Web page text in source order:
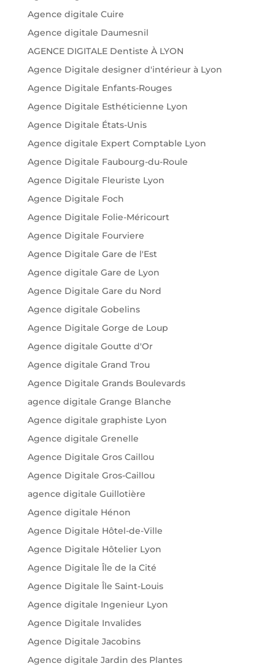
Agence digitale Cuire
Agence digitale Daumesnil
AGENCE DIGITALE Dentiste À LYON
Agence Digitale designer d'intérieur à Lyon
Agence Digitale Enfants-Rouges
Agence Digitale Esthéticienne Lyon
Agence Digitale États-Unis
Agence digitale Expert Comptable Lyon
Agence Digitale Faubourg-du-Roule
Agence Digitale Fleuriste Lyon
Agence Digitale Foch
Agence Digitale Folie-Méricourt
Agence Digitale Fourviere
Agence Digitale Gare de l'Est
Agence digitale Gare de Lyon
Agence Digitale Gare du Nord
Agence digitale Gobelins
Agence Digitale Gorge de Loup
Agence digitale Goutte d'Or
Agence digitale Grand Trou
Agence Digitale Grands Boulevards
agence digitale Grange Blanche
Agence digitale graphiste Lyon
Agence digitale Grenelle
Agence Digitale Gros Caillou
Agence Digitale Gros-Caillou
agence digitale Guillotière
Agence digitale Hénon
Agence Digitale Hôtel-de-Ville
Agence Digitale Hôtelier Lyon
Agence Digitale Île de la Cité
Agence Digitale Île Saint-Louis
Agence digitale Ingenieur Lyon
Agence Digitale Invalides
Agence Digitale Jacobins
Agence digitale Jardin des Plantes